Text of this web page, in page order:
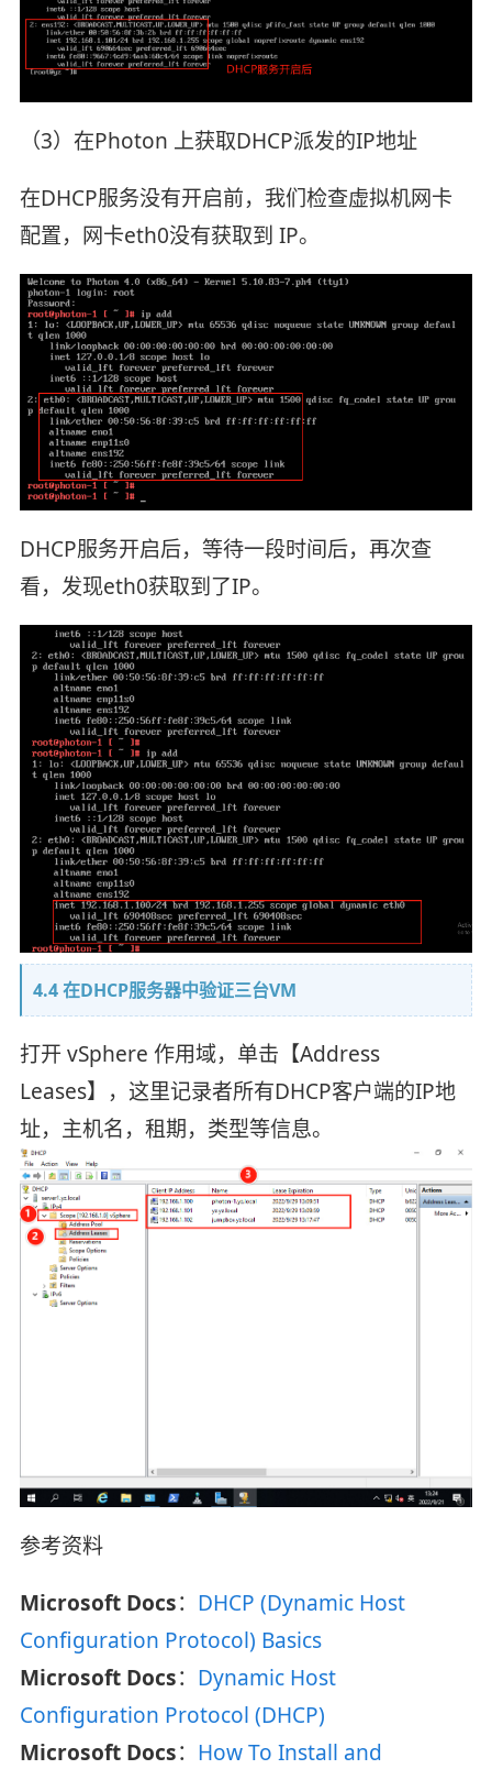
（3）在Photon 上获取DHCP派发的IP地址
在DHCP服务没有开启前，我们检查虚拟机网卡
配置，网卡eth0没有获取到 IP。
DHCP服务开启后，等待一段时间后，再次查
看，发现eth0获取到了IP。
4.4 在DHCP服务器中验证三台VM
打开 vSphere 作用域，单击【Address
Leases】，这里记录者所有DHCP客户端的IP地
址，主机名，租期，类型等信息。
参考资料
Microsoft Docs： DHCP (Dynamic Host
Configuration Protocol) Basics
Microsoft Docs： Dynamic Host
Configuration Protocol (DHCP)
Microsoft Docs： How To Install and